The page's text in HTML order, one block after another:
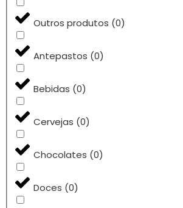
Outros produtos (0)
Antepastos (0)
Bebidas (0)
Cervejas (0)
Chocolates (0)
Doces (0)